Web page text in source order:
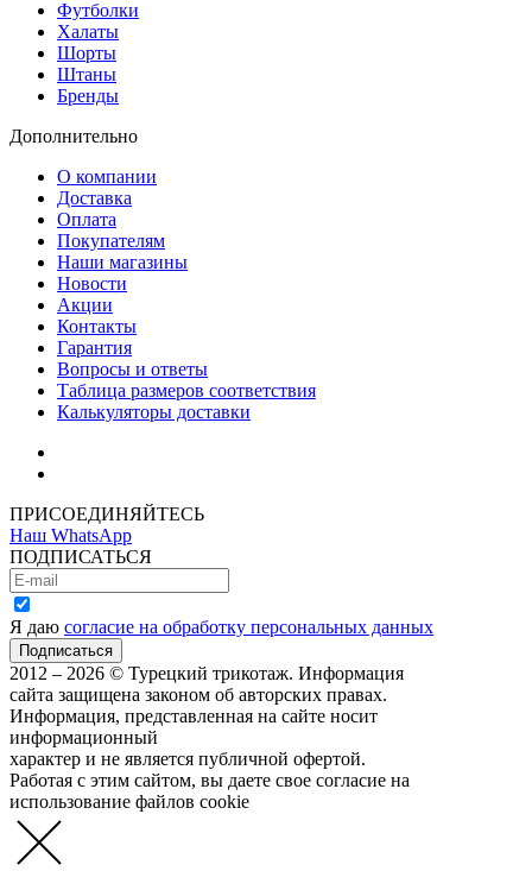
Футболки
Халаты
Шорты
Штаны
Бренды
Дополнительно
О компании
Доставка
Оплата
Покупателям
Наши магазины
Новости
Акции
Контакты
Гарантия
Вопросы и ответы
Таблица размеров соответствия
Калькуляторы доставки
ПРИСОЕДИНЯЙТЕСЬ
Наш WhatsApp
ПОДПИСАТЬСЯ
Я даю согласие на обработку персональных данных
2012 – 2026 © Турецкий трикотаж. Информация
сайта защищена законом об авторских правах.
Информация, представленная на сайте носит
информационный
характер и не является публичной офертой.
Работая с этим сайтом, вы даете свое согласие на
использование файлов cookie